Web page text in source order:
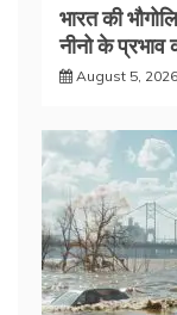
भारत की
नीनो के प्रभाव
August 5, 2026